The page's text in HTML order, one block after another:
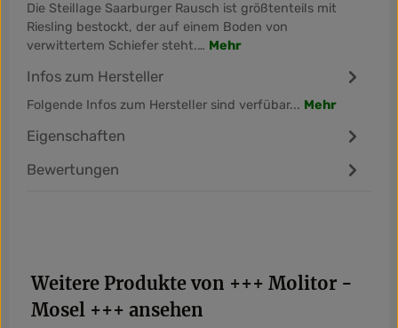
Die Steillage Saarburger Rausch ist größtenteils mit
Riesling bestockt, der auf einem Boden von
verwittertem Schiefer steht.… Mehr
Infos zum Hersteller
Folgende Infos zum Hersteller sind verfübar... Mehr
Eigenschaften
Bewertungen
Produktgalerie überspringen
Weitere Produkte von +++ Molitor -
Mosel +++ ansehen